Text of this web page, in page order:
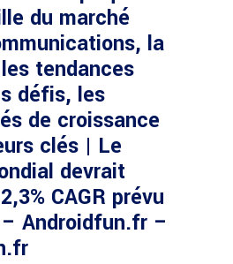
du marché
la
tendances
défis, les
de croissance
clés | Le
devrait
CAGR prévu
Androidfun.fr –